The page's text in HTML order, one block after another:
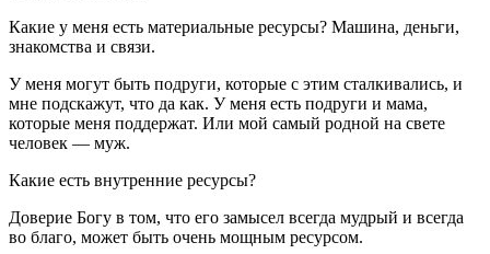
Какие у меня есть материальные ресурсы? Машина, деньги,
знакомства и связи.
У меня могут быть подруги, которые с этим сталкивались, и
мне подскажут, что да как. У меня есть подруги и мама,
которые меня поддержат. Или мой самый родной на свете
человек — муж.
Какие есть внутренние ресурсы?
Доверие Богу в том, что его замысел всегда мудрый и всегда
во благо, может быть очень мощным ресурсом.